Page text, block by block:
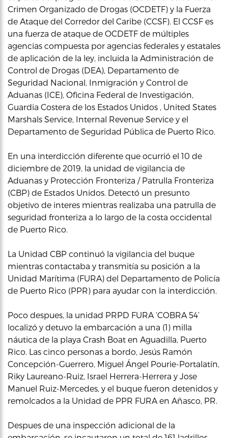
Crimen Organizado de Drogas (OCDETF) y la Fuerza
de Ataque del Corredor del Caribe (CCSF). El CCSF es
una fuerza de ataque de OCDETF de múltiples
agencias compuesta por agencias federales y estatales
de aplicación de la ley, incluida la Administración de
Control de Drogas (DEA), Departamento de
Seguridad Nacional, Inmigración y Control de
Aduanas (ICE), Oficina Federal de Investigación,
Guardia Costera de los Estados Unidos , United States
Marshals Service, Internal Revenue Service y el
Departamento de Seguridad Pública de Puerto Rico.
En una interdicción diferente que ocurrió el 10 de
diciembre de 2019, la unidad de vigilancia de
Aduanas y Protección Fronteriza / Patrulla Fronteriza
(CBP) de Estados Unidos. Detectó un presunto
objetivo de interes mientras realizaba una patrulla de
seguridad fronteriza a lo largo de la costa occidental
de Puerto Rico.
La Unidad CBP continuó la vigilancia del buque
mientras contactaba y transmitía su posición a la
Unidad Marítima (FURA) del Departamento de Policía
de Puerto Rico (PPR) para ayudar con la interdicción.
Poco despues, la unidad PRPD FURA ‘COBRA 54’
localizó y detuvo la embarcación a una (1) milla
náutica de la playa Crash Boat en Aguadilla, Puerto
Rico. Las cinco personas a bordo, Jesús Ramón
Concepción-Guerrero, Miguel Ángel Pourie-Portalatín,
Riky Laureano-Ruiz, Israel Herrera-Herrera y Jose
Manuel Ruiz-Mercedes, y el buque fueron detenidos y
remolcados a la Unidad de PPR FURA en Añasco, PR.
Despues de una inspección adicional de la